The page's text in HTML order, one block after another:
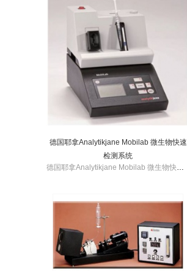
德国耶拿Analytikjane Mobilab 微生物快速
检测系统
德国耶拿Analytikjane Mobilab 微生物快速检测系统检测快速，操作简单，结果准确，广泛应用于各食品行业，检测行业，质检，商检等。